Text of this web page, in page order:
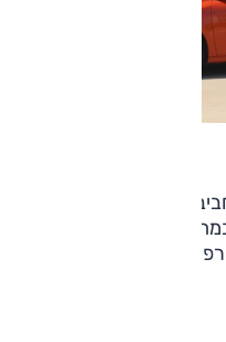
חודרים לתא
נמוכות כתלות
לעסק גם רעשי רוח.